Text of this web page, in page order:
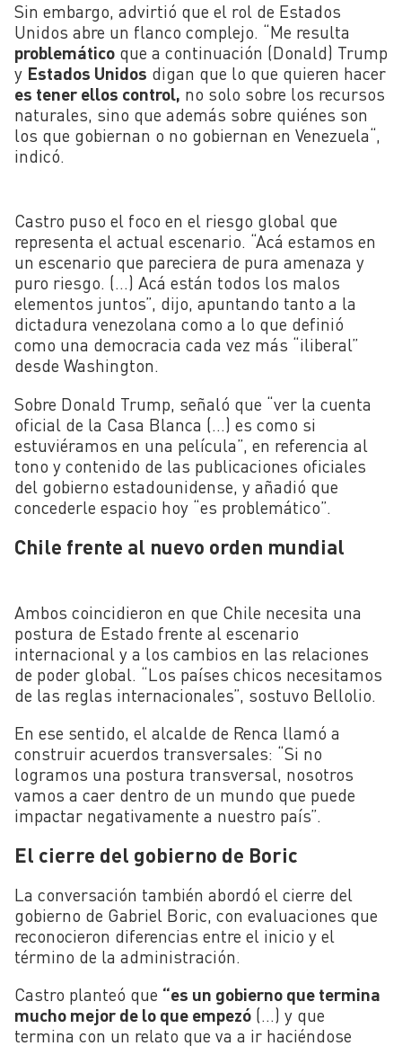
Sin embargo, advirtió que el rol de Estados
Unidos abre un flanco complejo. “Me resulta
problemático que a continuación (Donald) Trump
y Estados Unidos digan que lo que quieren hacer
es tener ellos control, no solo sobre los recursos
naturales, sino que además sobre quiénes son
los que gobiernan o no gobiernan en Venezuela“,
indicó.
Castro puso el foco en el riesgo global que
representa el actual escenario. “Acá estamos en
un escenario que pareciera de pura amenaza y
puro riesgo. (…) Acá están todos los malos
elementos juntos”, dijo, apuntando tanto a la
dictadura venezolana como a lo que definió
como una democracia cada vez más “iliberal”
desde Washington.
Sobre Donald Trump, señaló que “ver la cuenta
oficial de la Casa Blanca (…) es como si
estuviéramos en una película”, en referencia al
tono y contenido de las publicaciones oficiales
del gobierno estadounidense, y añadió que
concederle espacio hoy “es problemático”.
Chile frente al nuevo orden mundial
Ambos coincidieron en que Chile necesita una
postura de Estado frente al escenario
internacional y a los cambios en las relaciones
de poder global. “Los países chicos necesitamos
de las reglas internacionales”, sostuvo Bellolio.
En ese sentido, el alcalde de Renca llamó a
construir acuerdos transversales: “Si no
logramos una postura transversal, nosotros
vamos a caer dentro de un mundo que puede
impactar negativamente a nuestro país”.
El cierre del gobierno de Boric
La conversación también abordó el cierre del
gobierno de Gabriel Boric, con evaluaciones que
reconocieron diferencias entre el inicio y el
término de la administración.
Castro planteó que “es un gobierno que termina
mucho mejor de lo que empezó (…) y que
termina con un relato que va a ir haciéndose